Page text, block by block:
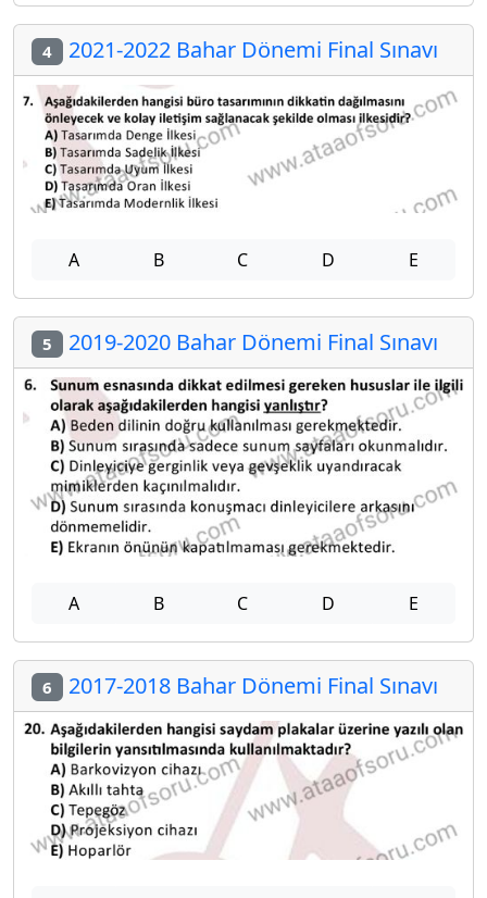
4 2021-2022 Bahar Dönemi Final Sınavı
A B C D E
5 2019-2020 Bahar Dönemi Final Sınavı
A B C D E
6 2017-2018 Bahar Dönemi Final Sınavı